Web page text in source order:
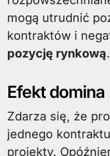
mogą utrudnić
kontraktów i
pozycję rynkową.
Efekt domina
Zdarza się, że
jednego
projekty.